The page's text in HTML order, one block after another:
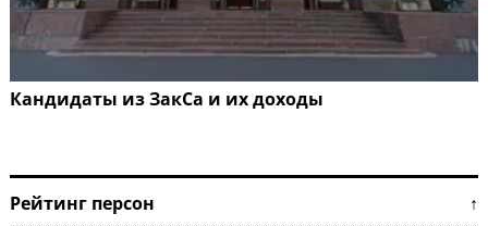
Кандидаты из ЗакСа и их доходы
Рейтинг персон ↑